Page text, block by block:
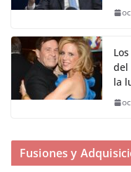
del
la
Fusiones y